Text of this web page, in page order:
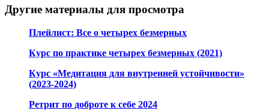
Другие материалы для просмотра
Плейлист: Все о четырех безмерных
Курс по практике четырех безмерных (2021)
Курс «Медитация для внутренней устойчивости»
(2023-2024)
Ретрит по доброте к себе 2024